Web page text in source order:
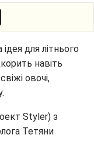
для літнього
навіть
овочі,
Styler) з
Тетяни